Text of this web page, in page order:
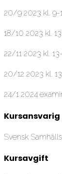
20/9 2023 kl. 9-
18/10 2023 kl.
22/11 2023 kl.
20/12 2023 kl.
24/1 2024
Kursansvarig
Svensk
Kursavgift